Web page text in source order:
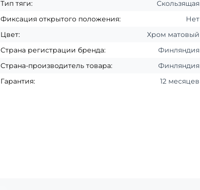
Тип тяги:
Скользящая
Фиксация открытого положения:
Нет
Цвет:
Хром матовый
Страна регистрации бренда:
Финляндия
Страна-производитель товара:
Финляндия
Гарантия:
12 месяцев